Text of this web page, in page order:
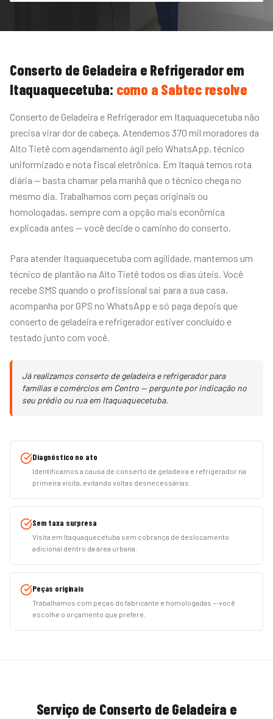
Conserto de Geladeira e Refrigeradorem
Itaquaquecetuba: como a Sabtec resolve
Conserto de Geladeira e Refrigerador em Itaquaquecetuba não
precisa virar dor de cabeça. Atendemos 370 mil moradores da
Alto Tietê com agendamento ágil pelo WhatsApp, técnico
uniformizado e nota fiscal eletrônica. Em Itaquá temos rota
diária — basta chamar pela manhã que o técnico chega no
mesmo dia. Trabalhamos com peças originais ou
homologadas, sempre com a opção mais econômica
explicada antes — você decide o caminho do conserto.
Para atender Itaquaquecetuba com agilidade, mantemos um
técnico de plantão na Alto Tietê todos os dias úteis. Você
recebe SMS quando o profissional sai para a sua casa,
acompanha por GPS no WhatsApp e só paga depois que
conserto de geladeira e refrigerador estiver concluído e
testado junto com você.
Já realizamos conserto de geladeira e refrigerador para
famílias e comércios em Centro — pergunte por indicação no
seu prédio ou rua em Itaquaquecetuba.
Diagnóstico no ato
Identificamos a causa de conserto de geladeira e refrigerador na
primeira visita, evitando voltas desnecessárias.
Sem taxa surpresa
Visita em Itaquaquecetuba sem cobrança de deslocamento
adicional dentro da área urbana.
Peças originais
Trabalhamos com peças do fabricante e homologadas — você
escolhe o orçamento que prefere.
Serviço de Conserto de Geladeira e